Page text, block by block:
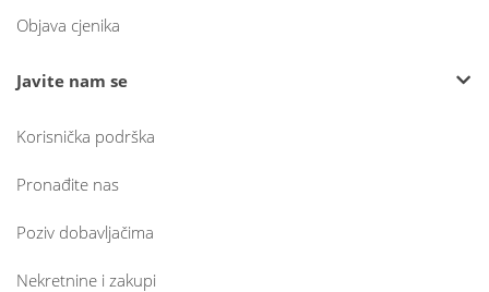
Objava cjenika
Javite nam se
Korisnička podrška
Pronađite nas
Poziv dobavljačima
Nekretnine i zakupi